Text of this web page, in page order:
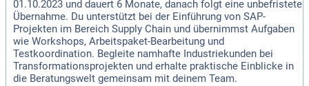
01.10.2023 und dauert 6 Monate, danach folgt eine unbefristete
Übernahme. Du unterstützt bei der Einführung von SAP-
Projekten im Bereich Supply Chain und übernimmst Aufgaben
wie Workshops, Arbeitspaket-Bearbeitung und
Testkoordination. Begleite namhafte Industriekunden bei
Transformationsprojekten und erhalte praktische Einblicke in
die Beratungswelt gemeinsam mit deinem Team.